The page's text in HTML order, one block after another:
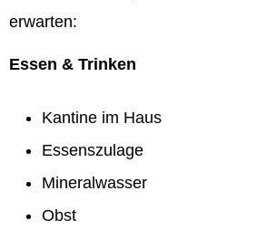
erwarten:
Essen & Trinken
Kantine im Haus
Essenszulage
Mineralwasser
Obst